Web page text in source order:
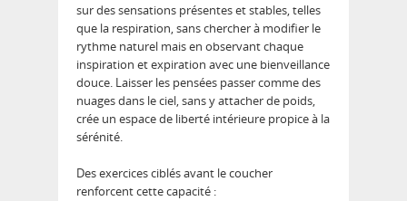
sur des sensations présentes et stables, telles
que la respiration, sans chercher à modifier le
rythme naturel mais en observant chaque
inspiration et expiration avec une bienveillance
douce. Laisser les pensées passer comme des
nuages dans le ciel, sans y attacher de poids,
crée un espace de liberté intérieure propice à la
sérénité.
Des exercices ciblés avant le coucher
renforcent cette capacité :